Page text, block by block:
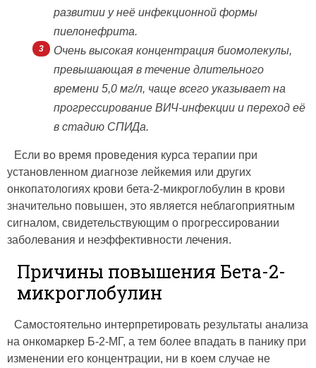
развитии у неё инфекционной формы
пиелонефрита.
Очень высокая концентрация биомолекулы,
превышающая в течение длительного
времени 5,0 мг/л, чаще всего указывает на
прогрессирование ВИЧ-инфекции и переход её
в стадию СПИДа.
Если во время проведения курса терапии при
установленном диагнозе лейкемия или других
онкопатологиях крови бета-2-микроглобулин в крови
значительно повышен, это является неблагоприятным
сигналом, свидетельствующим о прогрессировании
заболевания и неэффективности лечения.
Причины повышения Бета-2-
микроглобулин
Самостоятельно интерпретировать результаты анализа
на онкомаркер Б-2-МГ, а тем более впадать в панику при
изменении его концентрации, ни в коем случае не